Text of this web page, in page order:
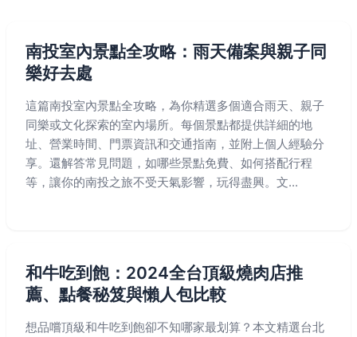
南投室內景點全攻略：雨天備案與親子同
樂好去處
這篇南投室內景點全攻略，為你精選多個適合雨天、親子
同樂或文化探索的室內場所。每個景點都提供詳細的地
址、營業時間、門票資訊和交通指南，並附上個人經驗分
享。還解答常見問題，如哪些景點免費、如何搭配行程
等，讓你的南投之旅不受天氣影響，玩得盡興。文...
和牛吃到飽：2024全台頂級燒肉店推
薦、點餐秘笈與懶人包比較
想品嚐頂級和牛吃到飽卻不知哪家最划算？本文精選台北